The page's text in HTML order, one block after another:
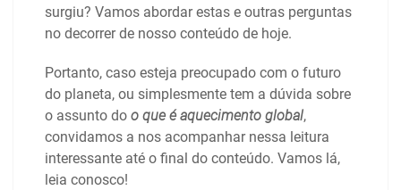
surgiu? Vamos abordar estas e outras perguntas
no decorrer de nosso conteúdo de hoje.
Portanto, caso esteja preocupado com o futuro
do planeta, ou simplesmente tem a dúvida sobre
o assunto do o que é aquecimento global,
convidamos a nos acompanhar nessa leitura
interessante até o final do conteúdo. Vamos lá,
leia conosco!